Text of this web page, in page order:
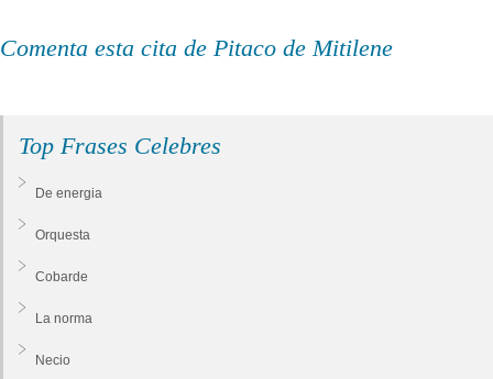
Comenta esta cita de Pitaco de Mitilene
Top Frases Celebres
De energia
Orquesta
Cobarde
La norma
Necio